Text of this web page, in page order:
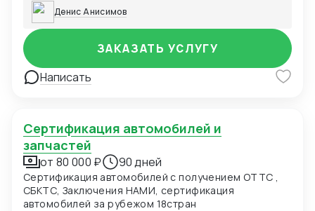
Денис Анисимов
Написать
ЗАКАЗАТЬ УСЛУГУ
Сертификация автомобилей и
запчастей
от 80 000 ₽ 90 дней
Сертификация автомобилей с получением ОТТС ,
СБКТС, Заключения НАМИ, сертификация
автомобилей за рубежом 18стран